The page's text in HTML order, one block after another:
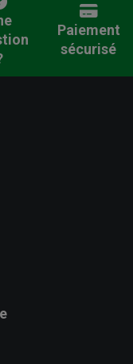
Paiement
sécurisé